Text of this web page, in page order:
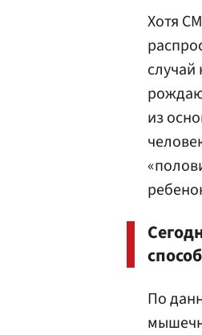
Хотя
случай
из
По